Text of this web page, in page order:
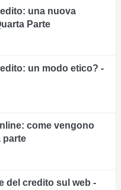
una nuova
Parte
un modo etico? -
come vengono
parte
del credito sul web -